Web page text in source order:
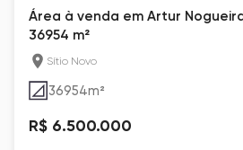
Área à venda em Artur
36954 m²
Sítio Novo
36954m²
R$ 6.500.000